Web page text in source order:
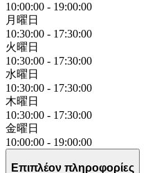
10:00:00 - 19:00:00
月曜日
10:30:00 - 17:30:00
火曜日
10:30:00 - 17:30:00
水曜日
10:30:00 - 17:30:00
木曜日
10:30:00 - 17:30:00
金曜日
10:00:00 - 19:00:00
Επιπλέον πληροφορίες